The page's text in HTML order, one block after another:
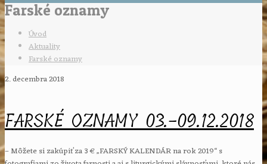
Farské oznamy
Úvod
Aktuality
Farské oznamy
2. decembra 2018
FARSKÉ OZNAMY 03.-09.12.2018
– Môžete si zakúpiť za 3 € „FARSKÝ KALENDÁR na rok 2019“ s